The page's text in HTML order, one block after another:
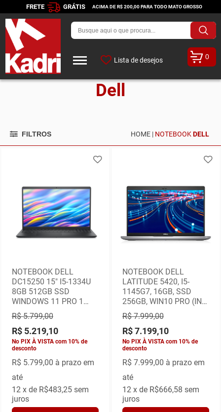
FRETE GRÁTIS ACIMA DE R$ 200,00 PARA TODO MATO GROSSO
Lista de desejos 0
Dell
FILTROS HOME | NOTEBOOKDELL
NOTEBOOK DELL
DC15250 15" I5-1334U
8GB 512GB SSD
WINDOWS 11 PRO 1
ANO NO LOCAL
R$ 5.799,00
R$ 5.219,10
No PIX À VISTA com 10% de
desconto
R$ 5.799,00 à prazo em
até
12x de R$483,25sem
juros
NOTEBOOK DELL
LATITUDE 5420, I5-
1145G7, 16GB, SSD
256GB, WIN10 PRO (INC
W11PRO LIC) 03 ANOS
ON SITE
R$ 7.999,00
R$ 7.199,10
No PIX À VISTA com 10% de
desconto
R$ 7.999,00 à prazo em
até
12x de R$666,58 sem
juros